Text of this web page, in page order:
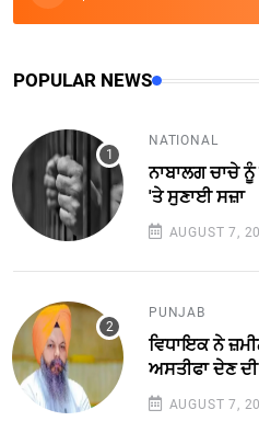
POPULAR NEWS
NATIONAL
ਨਾਬਾਲਗ ਚਾਚੇ
'ਤੇ ਸੁਣਾਈ ਸਜ਼ਾ
AUGUST 7,
PUNJAB
ਵਿਧਾਇਕ ਨੇ
ਅਸਤੀਫਾ ਦੇਣ
AUGUST 7,